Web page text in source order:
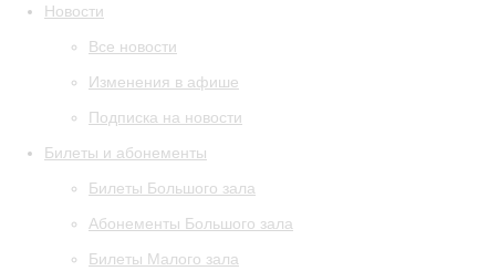
Новости
Все новости
Изменения в афише
Подписка на новости
Билеты и абонементы
Билеты Большого зала
Абонементы Большого зала
Билеты Малого зала